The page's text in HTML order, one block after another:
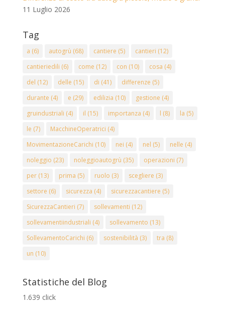
11 Luglio 2026
Tag
a (6) autogrù (68) cantiere (5) cantieri (12)
cantieriedili (6) come (12) con (10) cosa (4)
del (12) delle (15) di (41) differenze (5)
durante (4) e (29) edilizia (10) gestione (4)
gruindustriali (4) il (15) importanza (4) l (8) la (5)
le (7) MacchineOperatrici (4)
MovimentazioneCarichi (10) nei (4) nel (5) nelle (4)
noleggio (23) noleggioautogrù (35) operazioni (7)
per(13) prima (5) ruolo (3) scegliere (3)
settore (6) sicurezza (4) sicurezzacantiere (5)
SicurezzaCantieri (7) sollevamenti (12)
sollevamentiindustriali (4) sollevamento (13)
SollevamentoCarichi (6) sostenibilità (3) tra (8)
un (10)
Statistiche del Blog
1.639 click